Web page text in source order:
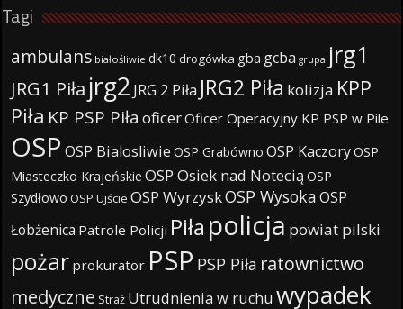
Tagi
ambulans białośliwie dk10 drogówka gba gcba grupa jrg1
JRG1 Piła jrg2 JRG 2 Piła JRG2 Piła kolizja KPP
Piła KP PSP Piła oficerOficer Operacyjny KP PSP w Pile
OSP OSP Bialosliwie OSP Grabówno OSP KaczoryOSP
Miasteczko Krajeńskie OSP Osiek nad Notecią OSP
Szydłowo OSP Ujście OSP WyrzyskOSP WysokaOSP
Łobżenica Patrole Policji Piła policja powiat pilski
pożar prokurator PSP PSP Piła ratownictwo
medyczne Straż Utrudnienia w ruchu wypadek